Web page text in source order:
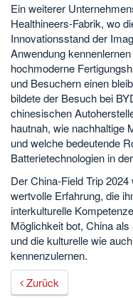
Ein weiterer
Healthineers-Fabrik, wo
Innovationsstand der
Anwendung
hochmoderne
und Besuchern einen
bildete der Besuch bei
chinesischen
hautnah, wie nachhaltige
und welche bedeutende
Batterietechnologien in
Der China-Field Trip
wertvolle Erfahrung, die
interkulturelle
Möglichkeit bot, China
und die kulturelle wie
kennenzulernen.
Zurück